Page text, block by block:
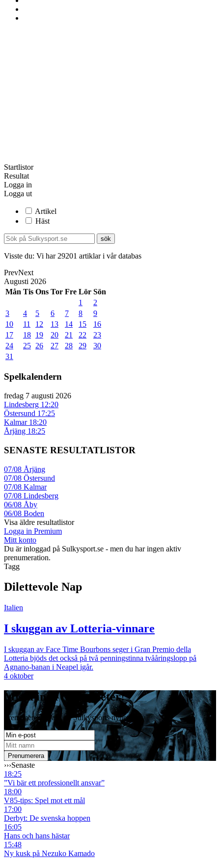
Startlistor
Resultat
Logga in
Logga ut
Artikel
Häst
Visste du: Vi har 29201 artiklar i vår databas
PrevNext
Augusti 2026
Mån Tis Ons Tor Fre Lör Sön
1
2
3
4 5 6 7 8
9
10
11 12 13 14 15
16
17
18 19 20 21 22
23
24
25 26 27 28 29
30
31
Spelkalendern
fredag 7 augusti 2026
Lindesberg 12:20
Östersund 17:25
Kalmar 18:20
Årjäng 18:25
SENASTE RESULTATLISTOR
07/08 Årjäng
07/08 Östersund
07/08 Kalmar
07/08 Lindesberg
06/08 Åby
06/08 Boden
Visa äldre resultatlistor
Logga in Premium
Mitt konto
Du är inloggad på Sulkysport.se - men du har ingen aktiv
prenumeration.
Tagg
Dilettevole Nap
Italien
I skuggan av Lotteria-vinnare
I skuggan av Face Time Bourbons seger i Gran Premio della
Lotteria bjöds det också på två penningstinna tvååringslopp på
Agnano-banan i Neapel igår.
4 oktober
Missa inga travnyheter!
Prenumerera gratis på Sulkysports nyhetsbrev
›››Senaste
18:25
”Vi bär ett professionellt ansvar”
18:00
V85-tips: Spel mot ett mål
17:00
Derbyt: De svenska hoppen
16:05
Hans och hans hästar
15:48
Ny kusk på Nezuko Kamado